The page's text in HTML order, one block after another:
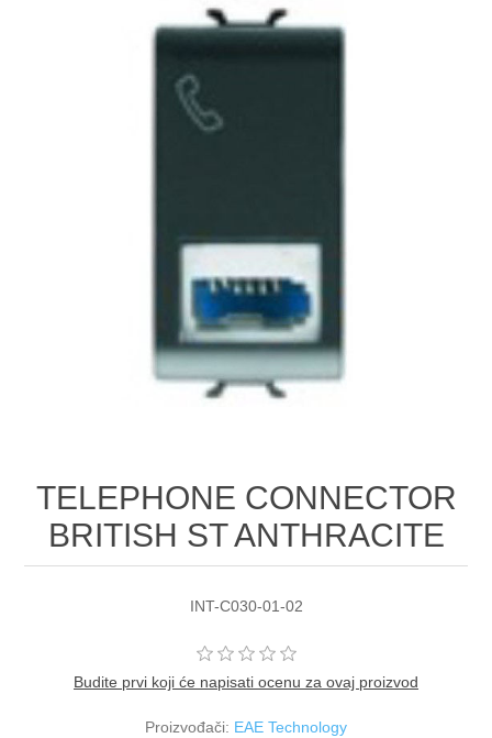
TELEPHONE CONNECTOR
BRITISH ST ANTHRACITE
INT-C030-01-02
Budite prvi koji će napisati ocenu za ovaj proizvod
Proizvođači: EAE Technology